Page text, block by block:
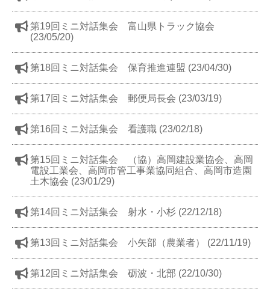
第19回ミニ対話集会 富山県トラック協会
(23/05/20)
第18回ミニ対話集会 保育推進連盟 (23/04/30)
第17回ミニ対話集会 郵便局長会 (23/03/19)
第16回ミニ対話集会 看護職 (23/02/18)
第15回ミニ対話集会 （協）高岡建設業協会、高岡
電設工業会、高岡市管工事業協同組合、高岡市造園
土木協会 (23/01/29)
第14回ミニ対話集会 射水・小杉 (22/12/18)
第13回ミニ対話集会 小矢部（農業者） (22/11/19)
第12回ミニ対話集会 砺波・北部 (22/10/30)